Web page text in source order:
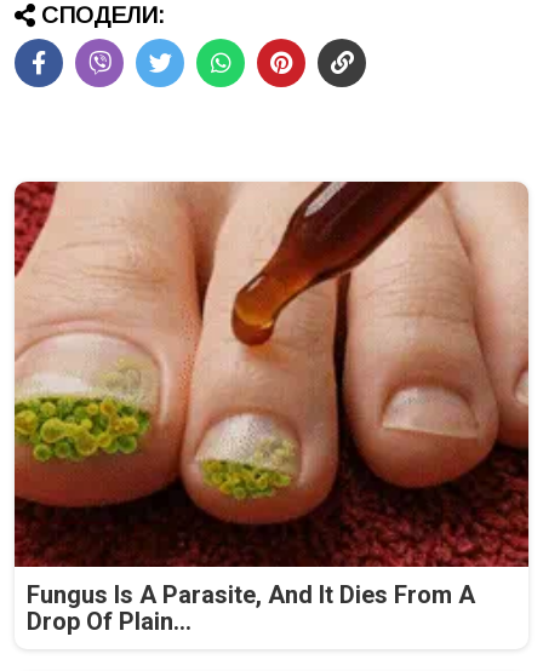
СПОДЕЛИ:
Fungus Is A Parasite, And It Dies From A
Drop Of Plain...